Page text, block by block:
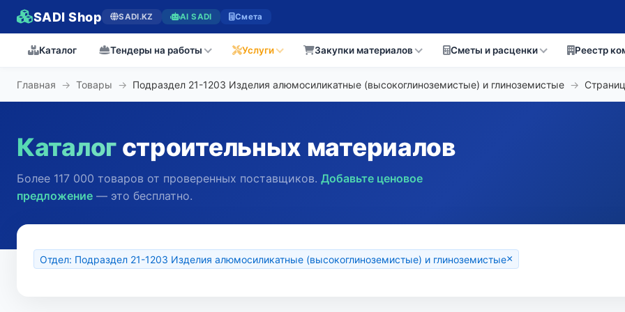
SADI Shop SADI.KZ AI SADI Смета
Каталог Тендеры на работы Услуги Закупки материалов Сметы и расценки Реестр
Главная → Товары → Подраздел 21-1203 Изделия алюмосиликатные (высокоглиноземистые) и глиноземистые →
Каталогстроительных материалов
Более 117 000 товаров от проверенных поставщиков. Добавьте ценовое
предложение — это бесплатно.
Отдел: Подраздел 21-1203 Изделия алюмосиликатные (высокоглиноземистые) и глиноземистые×